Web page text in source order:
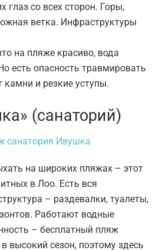
глаз со всех сторон. Горы,
ветка. Инфраструктуры
на пляже красиво, вода
есть опасность травмировать
камни и резкие уступы.
(санаторий)
на широких пляжах – этот
в Лоо. Есть вся
– раздевалки, туалеты,
Работают водные
– бесплатный пляж
высокий сезон, поэтому здесь